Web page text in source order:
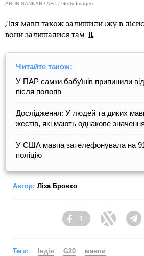
ARUN SANKAR / AFP / Getty Images
Для мавп також залишили їжу в
вони залишалися там.
Читайте також:
У ПАР самки бабуїнів припинили
після пологів
Дослідження: У людей та диких
жестів, які мають однакове значення
У США мавпа зателефонувала на
поліцію
Автор: Ліза Бровко
Facebook
1
Twitter
Теги: Індія G20 мавпи